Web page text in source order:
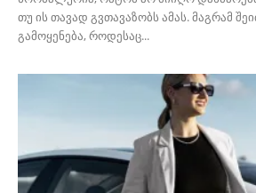
თუ ის თავად გვთავაზობს ამას. მაგრამ
გამოყენება, როდესაც...